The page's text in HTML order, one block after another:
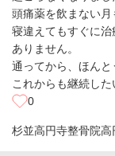
頭痛薬を飲まない月
寝違えてもすぐに
ありません。
通ってから、ほんと
これからも継続した
0
杉並高円寺整骨院高